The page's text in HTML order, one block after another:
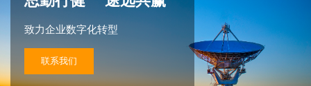
致力企业数字化转型
联系我们